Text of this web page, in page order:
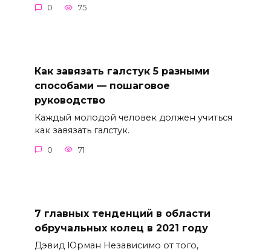
0 75
Как завязать галстук 5 разными
способами — пошаговое
руководство
Каждый молодой человек должен учиться
как завязать галстук.
0 71
7 главных тенденций в области
обручальных колец в 2021 году
Дэвид Юрман Независимо от того,